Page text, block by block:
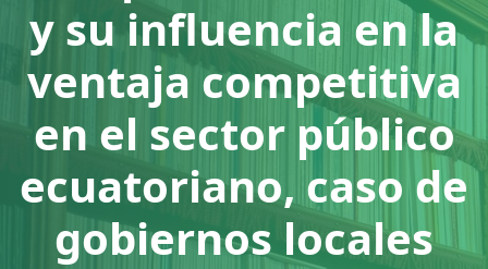
y su influencia en la
ventaja competitiva
en el sector público
ecuatoriano, caso de
gobiernos locales